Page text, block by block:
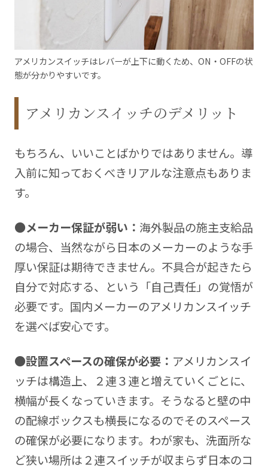
アメリカンスイッチはレバーが上下に動くため、ON・OFFの状
態が分かりやすいです。
アメリカンスイッチのデメリット
もちろん、いいことばかりではありません。導
入前に知っておくべきリアルな注意点もありま
す。
●メーカー保証が弱い： 海外製品の施主支給品
の場合、当然ながら日本のメーカーのような手
厚い保証は期待できません。不具合が起きたら
自分で対応する、という「自己責任」の覚悟が
必要です。国内メーカーのアメリカンスイッチ
を選べば安心です。
●設置スペースの確保が必要： アメリカンスイ
ッチは構造上、２連３連と増えていくごとに、
横幅が長くなっていきます。そうなると壁の中
の配線ボックスも横長になるのでそのスペース
の確保が必要になります。わが家も、洗面所な
ど狭い場所は２連スイッチが収まらず日本のコ